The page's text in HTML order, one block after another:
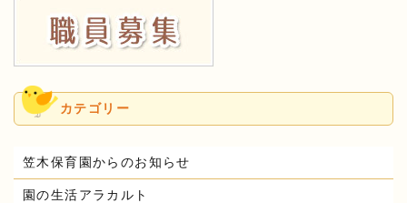
カテゴリー
笠木保育園からのお知らせ
園の生活アラカルト